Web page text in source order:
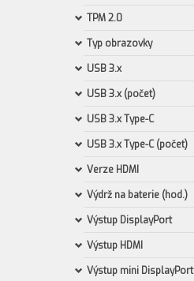
TPM 2.0
Typ obrazovky
USB 3.x
USB 3.x (počet)
USB 3.x Type-C
USB 3.x Type-C (počet)
Verze HDMI
Výdrž na baterie (hod.)
Výstup DisplayPort
Výstup HDMI
Výstup mini DisplayPort